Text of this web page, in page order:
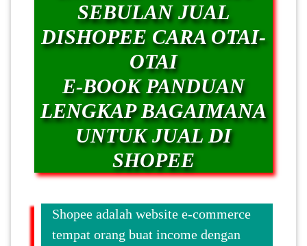
SEBULAN JUAL
DISHOPEE CARA OTAI-
OTAI
E-BOOK PANDUAN
LENGKAP BAGAIMANA
UNTUK JUAL DI
SHOPEE
Shopee adalah website e-commerce
tempat orang buat income dengan
SELECT NEGERI
SELANGOR(37)
PAHANG(13)
PERAK(41)